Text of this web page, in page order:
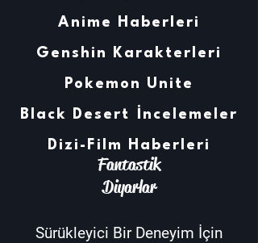
Anime Haberleri
Genshin Karakterleri
Pokemon Unite
Black Desert İncelemeler
Dizi-Film Haberleri
Fantastik
Diyarlar
Sürükleyici Bir Deneyim İçin